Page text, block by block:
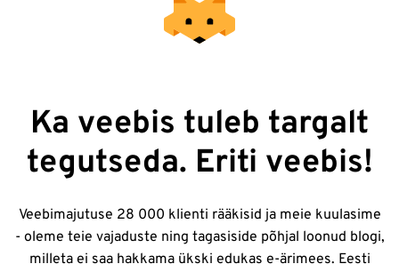
Ka veebis tuleb targalt
tegutseda. Eriti veebis!
Veebimajutuse 28 000 klienti rääkisid ja meie kuulasime
- oleme teie vajaduste ning tagasiside põhjal loonud blogi,
milleta ei saa hakkama ükski edukas e-ärimees. Eesti